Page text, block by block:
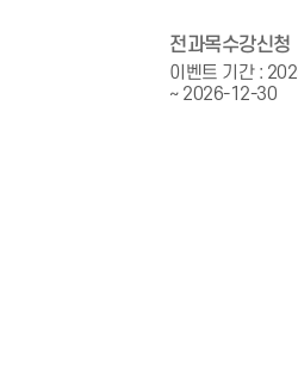
전과목수강신청
이벤트 기간 :
~ 2026-12-30